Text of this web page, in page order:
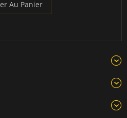
Au Panier